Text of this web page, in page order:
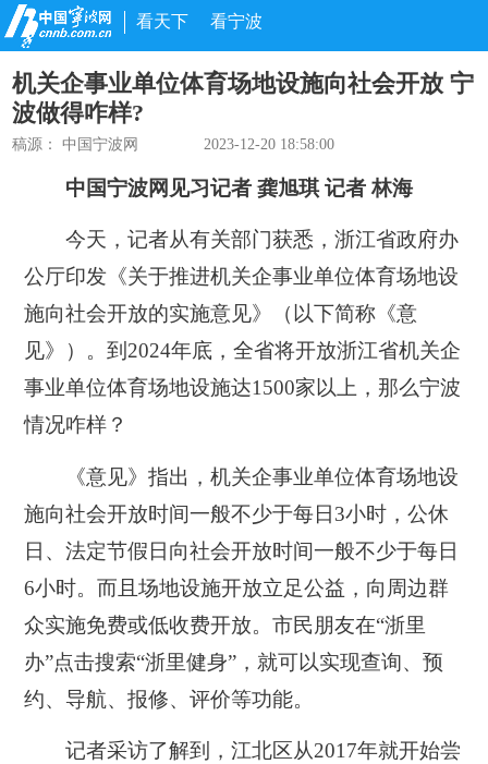
看天下 看宁波
机关企事业单位体育场地设施向社会开放 宁
波做得咋样?
稿源： 中国宁波网 2023-12-20 18:58:00
中国宁波网见习记者 龚旭琪 记者 林海
今天，记者从有关部门获悉，浙江省政府办
公厅印发《关于推进机关企事业单位体育场地设
施向社会开放的实施意见》（以下简称《意
见》）。到2024年底，全省将开放浙江省机关企
事业单位体育场地设施达1500家以上，那么宁波
情况咋样？
《意见》指出，机关企事业单位体育场地设
施向社会开放时间一般不少于每日3小时，公休
日、法定节假日向社会开放时间一般不少于每日
6小时。而且场地设施开放立足公益，向周边群
众实施免费或低收费开放。市民朋友在“浙里
办”点击搜索“浙里健身”，就可以实现查询、预
约、导航、报修、评价等功能。
记者采访了解到，江北区从2017年就开始尝